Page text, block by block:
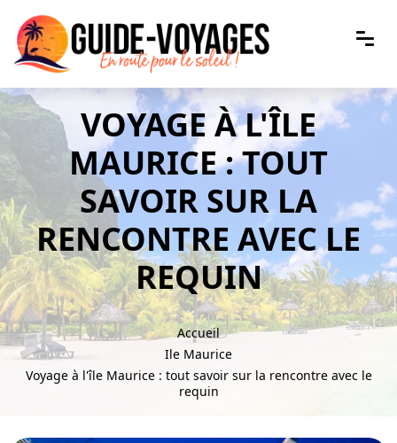
VOYAGE À L'ÎLE
MAURICE : TOUT
SAVOIR SUR LA
RENCONTRE AVEC LE
REQUIN
Accueil
Ile Maurice
Voyage à l'île Maurice : tout savoir sur la rencontre avec le
requin